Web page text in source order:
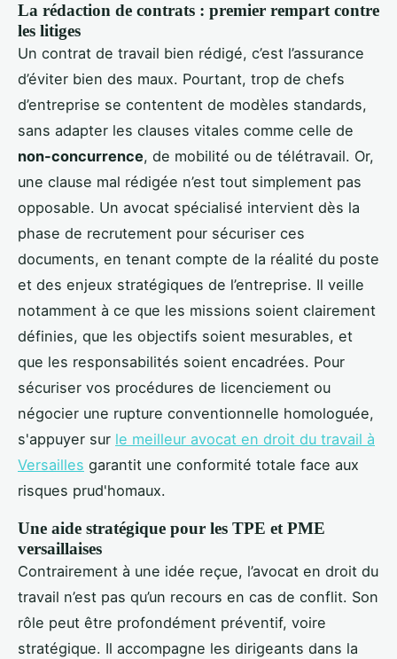
La rédaction de contrats : premier rempart contre
les litiges
Un contrat de travail bien rédigé, c’est l’assurance
d’éviter bien des maux. Pourtant, trop de chefs
d’entreprise se contentent de modèles standards,
sans adapter les clauses vitales comme celle de
non-concurrence, de mobilité ou de télétravail. Or,
une clause mal rédigée n’est tout simplement pas
opposable. Un avocat spécialisé intervient dès la
phase de recrutement pour sécuriser ces
documents, en tenant compte de la réalité du poste
et des enjeux stratégiques de l’entreprise. Il veille
notamment à ce que les missions soient clairement
définies, que les objectifs soient mesurables, et
que les responsabilités soient encadrées. Pour
sécuriser vos procédures de licenciement ou
négocier une rupture conventionnelle homologuée,
s'appuyer sur le meilleur avocat en droit du travail à
Versailles garantit une conformité totale face aux
risques prud'homaux.
Une aide stratégique pour les TPE et PME
versaillaises
Contrairement à une idée reçue, l’avocat en droit du
travail n’est pas qu’un recours en cas de conflit. Son
rôle peut être profondément préventif, voire
stratégique. Il accompagne les dirigeants dans la